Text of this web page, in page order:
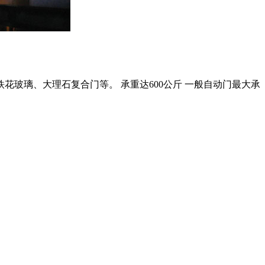
玻璃、大理石复合门等。 承重达600公斤 一般自动门最大承